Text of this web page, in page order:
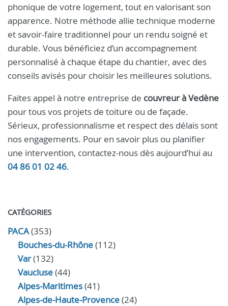
phonique de votre logement, tout en valorisant son
apparence. Notre méthode allie technique moderne
et savoir-faire traditionnel pour un rendu soigné et
durable. Vous bénéficiez d’un accompagnement
personnalisé à chaque étape du chantier, avec des
conseils avisés pour choisir les meilleures solutions.
Faites appel à notre entreprise de couvreur à Vedène
pour tous vos projets de toiture ou de façade.
Sérieux, professionnalisme et respect des délais sont
nos engagements. Pour en savoir plus ou planifier
une intervention, contactez-nous dès aujourd’hui au
04 86 01 02 46.
CATÉGORIES
PACA(353)
Bouches-du-Rhône(112)
Var(132)
Vaucluse(44)
Alpes-Maritimes(41)
Alpes-de-Haute-Provence(24)